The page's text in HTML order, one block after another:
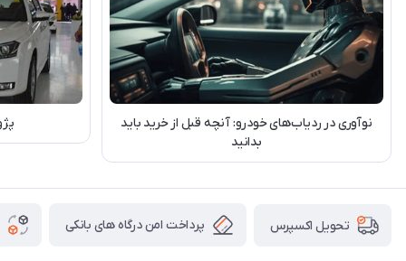
نوآوری در ردیاب‌های خودرو: آنچه قبل از خرید باید
بدانید
پژو 207 بخریم
تحویل اکسپرس پرداخت امن درگاه های بانکی